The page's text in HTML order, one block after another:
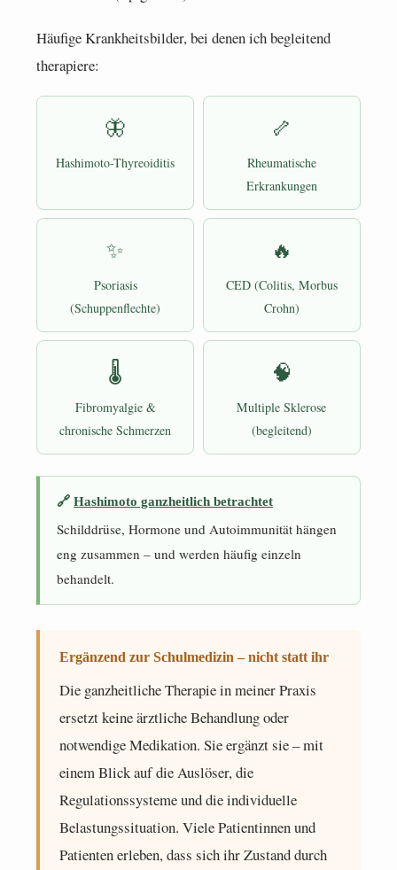
Häufige Krankheitsbilder, bei denen ich begleitend
therapiere:
🦋
Hashimoto-Thyreoiditis
🦴
Rheumatische
Erkrankungen
✨
Psoriasis
(Schuppenflechte)
🔥
CED (Colitis, Morbus
Crohn)
🌡
Fibromyalgie &
chronische Schmerzen
🧠
Multiple Sklerose
(begleitend)
🔗Hashimoto ganzheitlich betrachtet
Schilddrüse, Hormone und Autoimmunität hängen
eng zusammen – und werden häufig einzeln
behandelt.
Ergänzend zur Schulmedizin – nicht statt ihr
Die ganzheitliche Therapie in meiner Praxis
ersetzt keine ärztliche Behandlung oder
notwendige Medikation. Sie ergänzt sie – mit
einem Blick auf die Auslöser, die
Regulationssysteme und die individuelle
Belastungssituation. Viele Patientinnen und
Patienten erleben, dass sich ihr Zustand durch